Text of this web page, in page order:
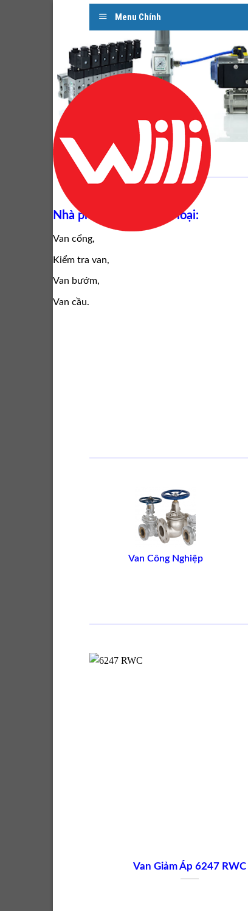
Menu Chính
Nhà phân phối van các loại:
Van cổng,
Kiểm tra van,
Van bướm,
Van cầu.
Van Công Nghiệp
Van Giảm Áp 6247 RWC